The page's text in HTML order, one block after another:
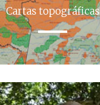
Cartas topográficas